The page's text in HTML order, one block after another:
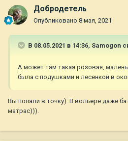
Добродетель
Опубликовано 8 мая, 2021
В 08.05.2021 в 14:36, Samogon
А может там такая розовая,
была с подушками и лесенкой в
Вы попали в точку). В вольере даже
матрас))).